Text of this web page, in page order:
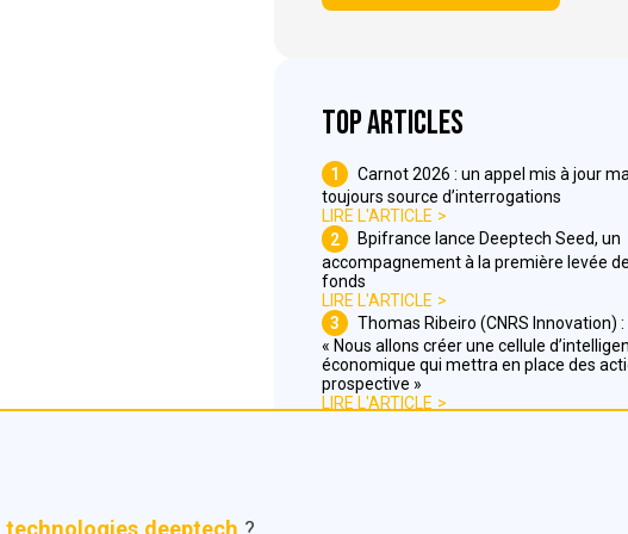
Top articles
1
Carnot 2026 : un appel mis à jour
toujours source d’interrogations
LIRE L'ARTICLE
2
Bpifrance lance Deeptech Seed, un
accompagnement à la première levée de
fonds
LIRE L'ARTICLE
3
Thomas Ribeiro (CNRS Innovation) :
« Nous allons créer une cellule
économique qui mettra en place des
prospective »
LIRE L'ARTICLE
technologies deeptech ?